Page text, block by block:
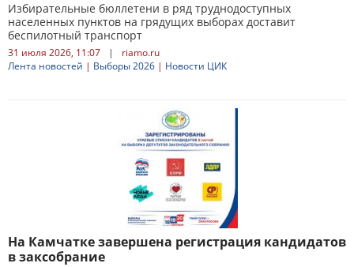
Избирательные бюллетени в ряд труднодоступных
населенных пунктов на грядущих выборах доставит
беспилотный транспорт
31 июля 2026, 11:07 |
riamo.ru
Лента новостей | Выборы 2026 | Новости ЦИК
На Камчатке завершена регистрация кандидатов
в заксобрание